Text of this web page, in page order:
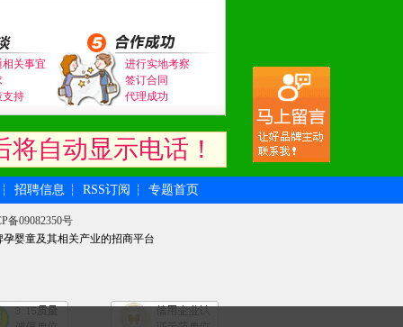
关事宜
支持
进行实地考察
签订合同
代理成功
自动显示电话！
┆ 招聘信息 ┆ RSS订阅 ┆ 专题首页
备09082350号
孕婴童及其相关产业的招商平台